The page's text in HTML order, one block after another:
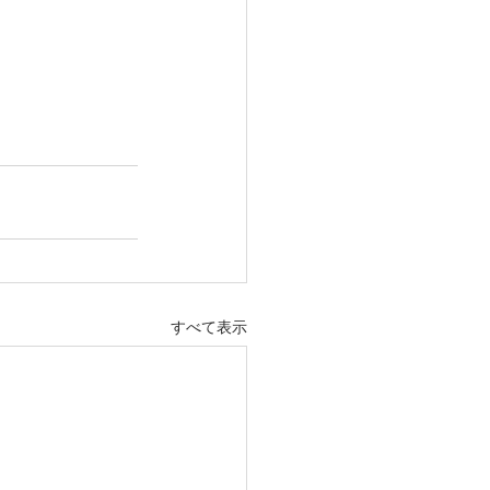
すべて表示